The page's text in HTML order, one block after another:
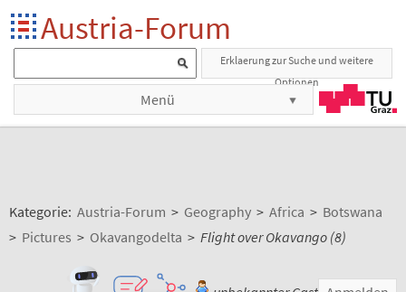
Austria-Forum
Erklaerung zur Suche und weitere
Optionen
Menü
Kategorie: Austria-Forum > Geography > Africa > Botswana
> Pictures > Okavangodelta > Flight over Okavango (8)